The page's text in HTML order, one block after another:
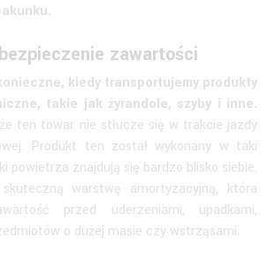
zawartości
kiedy transportujemy produkty
takie jak żyrandole, szyby i inne.
ten towar nie stłucze się w trakcie jazdy
Produkt ten został wykonany w taki
powietrza znajdują się bardzo blisko siebie.
warstwę amortyzacyjną, która
przed uderzeniami, upadkami,
o dużej masie czy wstrząsami.